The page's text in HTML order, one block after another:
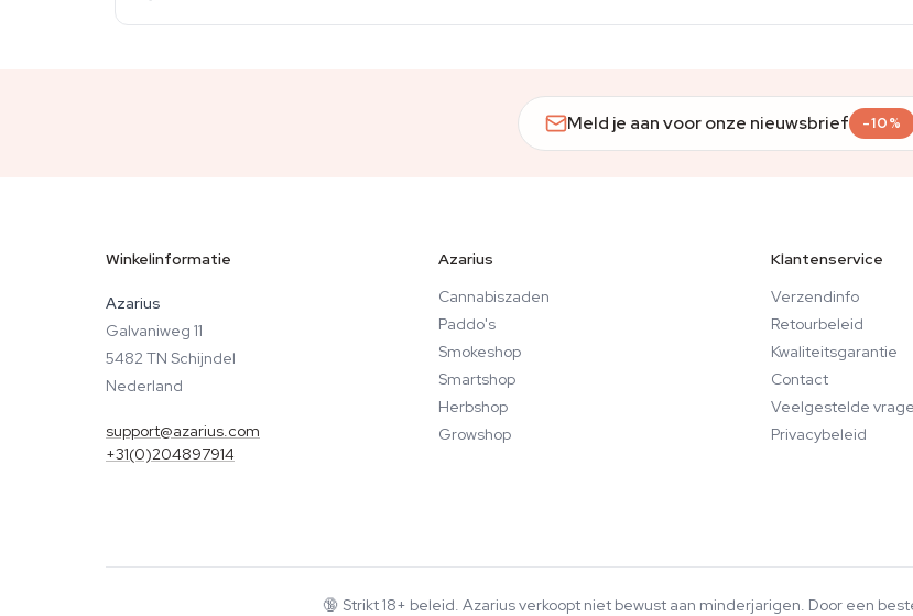
Meld je aan voor onze nieuwsbrief -10%
Winkelinformatie
Azarius
Galvaniweg 11
5482 TN Schijndel
Nederland
support@azarius.com
+31(0)204897914
Azarius
Cannabiszaden
Paddo's
Smokeshop
Smartshop
Herbshop
Growshop
Klantenservice
Verzendinfo
Retourbeleid
Kwaliteitsgarantie
Contact
Veelgestelde
Privacybeleid
🔞 Strikt 18+ beleid. Azarius verkoopt niet bewust aan minderjarigen. Door een